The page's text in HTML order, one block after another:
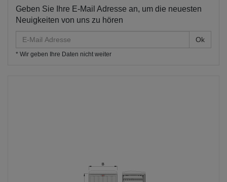
Geben Sie Ihre E-Mail Adresse an, um die neuesten
Neuigkeiten von uns zu hören
Mail
Adresse
* Wir geben Ihre Daten nicht weiter